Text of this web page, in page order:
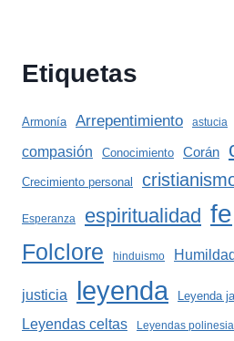
Etiquetas
Armonía Arrepentimiento astucia
compasión Conocimiento Corán
Crecimiento personal
Esperanza espiritualidad fe
Folclore hinduismo Humildad
justicia leyenda Leyenda
Leyendas celtas Leyendas